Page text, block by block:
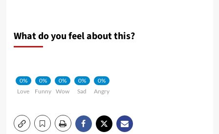
What do you feel about this?
0%
Love
0%
Funny
0%
Wow
0%
Sad
0%
Angry